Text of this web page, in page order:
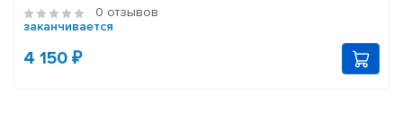
0 отзывов
заканчивается
4 150 ₽